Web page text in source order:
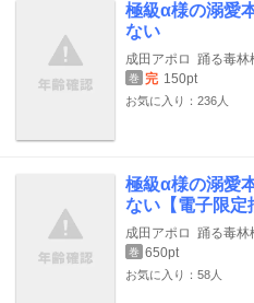
極級α様の溺愛
ない
成田アポロ 踊る毒林
巻 完 150pt
お気に入り：236人
極級α様の溺愛
ない【電子限定
成田アポロ 踊る毒林
巻 650pt
お気に入り：58人